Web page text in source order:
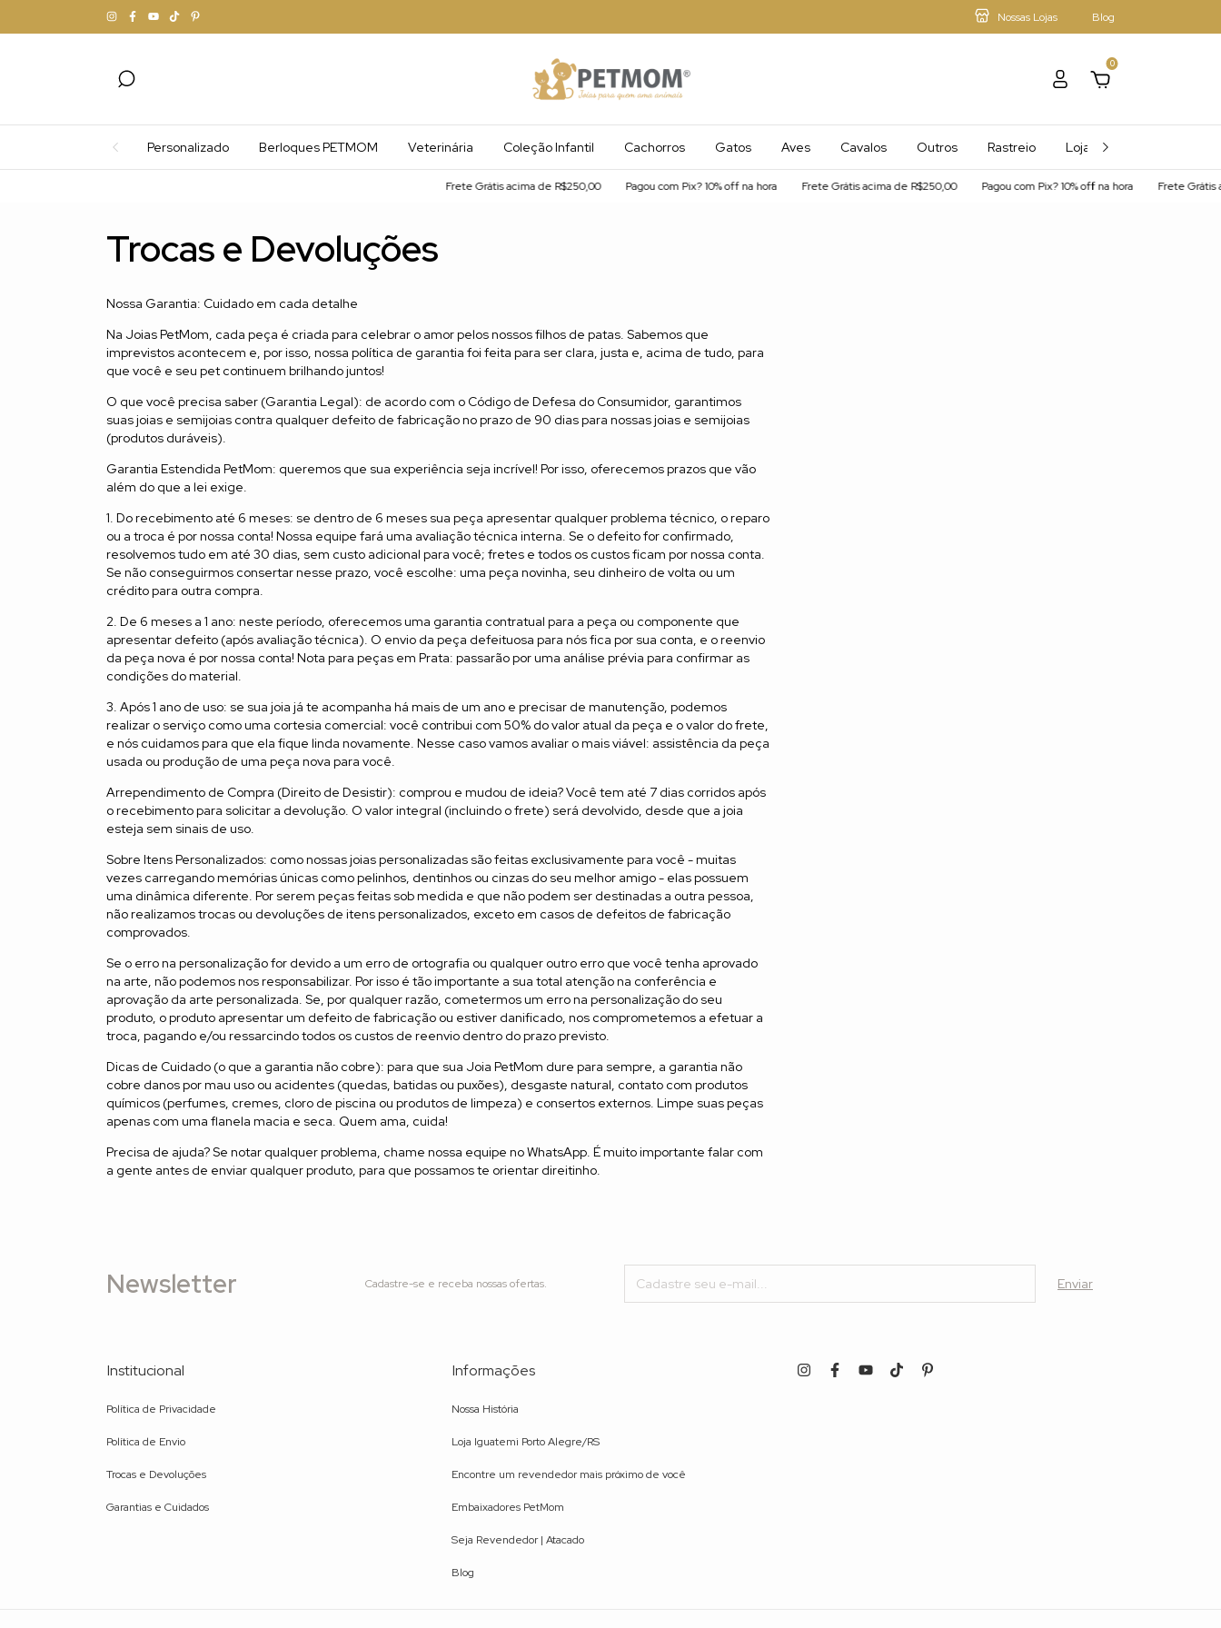
Nossas Lojas Blog
0
Personalizado Berloques PETMOM Veterinária Coleção Infantil Cachorros Gatos Aves Cavalos Outros Rastreio Loja - Mais Afiliados
Frete Grátis acima de R$250,00 Pagou com Pix? 10% off na hora Frete Grátis acima de R$250,00 Pagou com Pix? 10% off na hora Frete Grátis
Trocas e Devoluções
Nossa Garantia: Cuidado em cada detalhe
Na Joias PetMom, cada peça é criada para celebrar o amor pelos nossos filhos de patas. Sabemos que
imprevistos acontecem e, por isso, nossa política de garantia foi feita para ser clara, justa e, acima de tudo, para
que você e seu pet continuem brilhando juntos!
O que você precisa saber (Garantia Legal): de acordo com o Código de Defesa do Consumidor, garantimos
suas joias e semijoias contra qualquer defeito de fabricação no prazo de 90 dias para nossas joias e semijoias
(produtos duráveis).
Garantia Estendida PetMom: queremos que sua experiência seja incrível! Por isso, oferecemos prazos que vão
além do que a lei exige.
1. Do recebimento até 6 meses: se dentro de 6 meses sua peça apresentar qualquer problema técnico, o reparo
ou a troca é por nossa conta! Nossa equipe fará uma avaliação técnica interna. Se o defeito for confirmado,
resolvemos tudo em até 30 dias, sem custo adicional para você; fretes e todos os custos ficam por nossa conta.
Se não conseguirmos consertar nesse prazo, você escolhe: uma peça novinha, seu dinheiro de volta ou um
crédito para outra compra.
2. De 6 meses a 1 ano: neste período, oferecemos uma garantia contratual para a peça ou componente que
apresentar defeito (após avaliação técnica). O envio da peça defeituosa para nós fica por sua conta, e o reenvio
da peça nova é por nossa conta! Nota para peças em Prata: passarão por uma análise prévia para confirmar as
condições do material.
3. Após 1 ano de uso: se sua joia já te acompanha há mais de um ano e precisar de manutenção, podemos
realizar o serviço como uma cortesia comercial: você contribui com 50% do valor atual da peça e o valor do frete,
e nós cuidamos para que ela fique linda novamente. Nesse caso vamos avaliar o mais viável: assistência da peça
usada ou produção de uma peça nova para você.
Arrependimento de Compra (Direito de Desistir): comprou e mudou de ideia? Você tem até 7 dias corridos após
o recebimento para solicitar a devolução. O valor integral (incluindo o frete) será devolvido, desde que a joia
esteja sem sinais de uso.
Sobre Itens Personalizados: como nossas joias personalizadas são feitas exclusivamente para você - muitas
vezes carregando memórias únicas como pelinhos, dentinhos ou cinzas do seu melhor amigo - elas possuem
uma dinâmica diferente. Por serem peças feitas sob medida e que não podem ser destinadas a outra pessoa,
não realizamos trocas ou devoluções de itens personalizados, exceto em casos de defeitos de fabricação
comprovados.
Se o erro na personalização for devido a um erro de ortografia ou qualquer outro erro que você tenha aprovado
na arte, não podemos nos responsabilizar. Por isso é tão importante a sua total atenção na conferência e
aprovação da arte personalizada. Se, por qualquer razão, cometermos um erro na personalização do seu
produto, o produto apresentar um defeito de fabricação ou estiver danificado, nos comprometemos a efetuar a
troca, pagando e/ou ressarcindo todos os custos de reenvio dentro do prazo previsto.
Dicas de Cuidado (o que a garantia não cobre): para que sua Joia PetMom dure para sempre, a garantia não
cobre danos por mau uso ou acidentes (quedas, batidas ou puxões), desgaste natural, contato com produtos
químicos (perfumes, cremes, cloro de piscina ou produtos de limpeza) e consertos externos. Limpe suas peças
apenas com uma flanela macia e seca. Quem ama, cuida!
Precisa de ajuda? Se notar qualquer problema, chame nossa equipe no WhatsApp. É muito importante falar com
a gente antes de enviar qualquer produto, para que possamos te orientar direitinho.
Newsletter Cadastre-se e receba nossas ofertas.
Institucional
Política de Privacidade
Política de Envio
Trocas e Devoluções
Garantias e Cuidados
Informações
Nossa História
Loja Iguatemi Porto Alegre/RS
Encontre um revendedor mais próximo de você
Embaixadores PetMom
Seja Revendedor | Atacado
Blog